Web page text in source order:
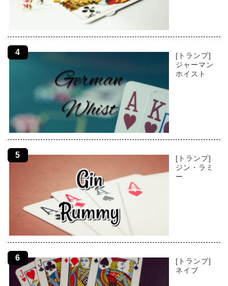
[トランプ]
ジャーマン
ホイスト
[トランプ]
ジン・ラミ
ー
[トランプ]
ネイブ